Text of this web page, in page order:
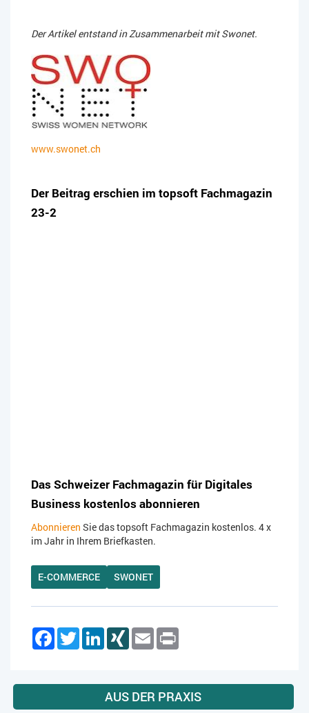
Der Artikel entstand in Zusammenarbeit mit Swonet.
www.swonet.ch
Der Beitrag erschien im topsoft Fachmagazin
23-2
Das Schweizer Fachmagazin für Digitales
Business kostenlos abonnieren
Abonnieren Sie das topsoft Fachmagazin kostenlos. 4 x
im Jahr in Ihrem Briefkasten.
E-COMMERCE SWONET
Facebook
TwitterLinkedInXING Email
AUS DER PRAXIS